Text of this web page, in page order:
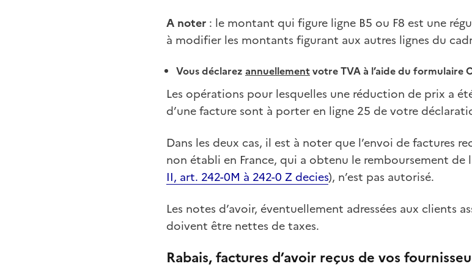
A noter : le montant qui figure ligne B5 ou F8 est une
à modifier les montants figurant aux autres lignes du
Vous déclarez annuellementvotre TVA à l’aide du formulaire
Les opérations pour lesquelles une réduction de prix a
d’une facture sont à porter en ligne 25 de votre
Dans les deux cas, il est à noter que l’envoi de factures
non établi en France, qui a obtenu le remboursement
II, art. 242-0M à 242-0 Z decies), n’est pas autorisé.
Les notes d’avoir, éventuellement adressées aux clients
doivent être nettes de taxes.
Rabais, factures d’avoir reçus de vos